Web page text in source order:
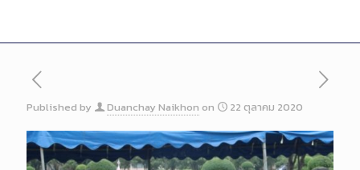
Published by Duanchay Naikhon on 22 ตุลาคม 2020